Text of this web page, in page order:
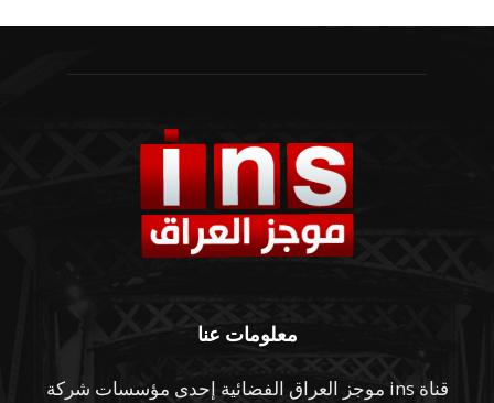
معلومات عنا
قناة ins موجز العراق الفضائية إحدى مؤسسات شركة